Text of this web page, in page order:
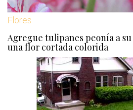
Flores
Agregue tulipanes peonía a
una flor cortada colorida